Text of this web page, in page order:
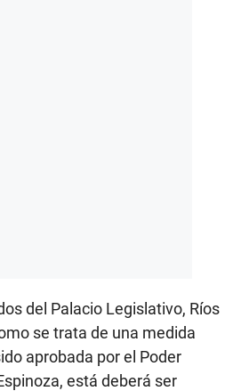
del Palacio Legislativo, Ríos
se trata de una medida
aprobada por el Poder
está deberá ser